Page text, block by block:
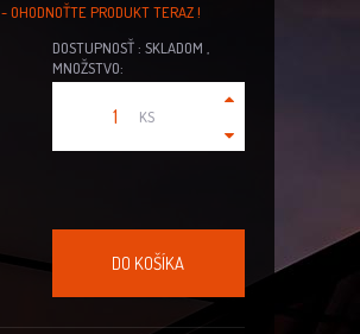
- OHODNOŤTE PRODUKT TERAZ !
DOSTUPNOSŤ : SKLADOM ,
MNOŽSTVO:
KS
DO KOŠÍKA